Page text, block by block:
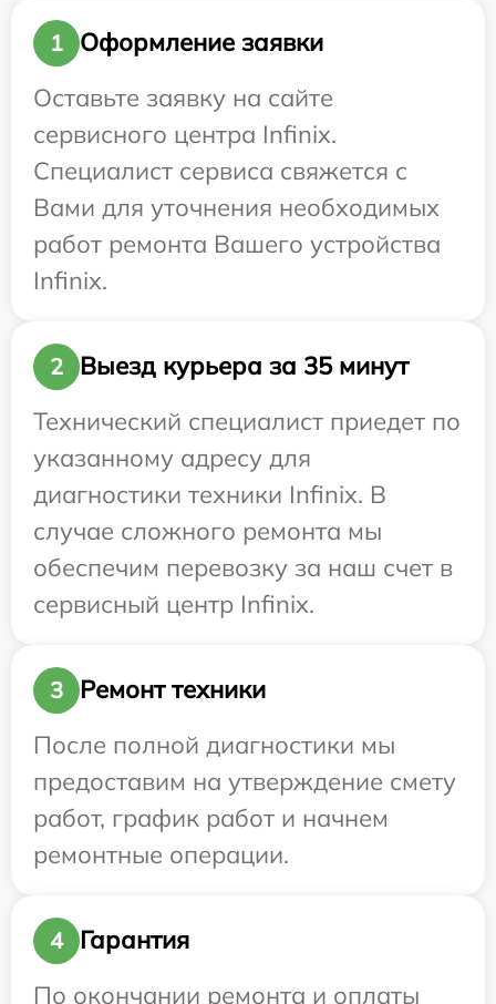
1
Оформление заявки
Оставьте заявку на сайте
сервисного центра Infinix.
Специалист сервиса свяжется с
Вами для уточнения необходимых
работ ремонта Вашего устройства
Infinix.
2
Выезд курьера за 35 минут
Технический специалист приедет по
указанному адресу для
диагностики техники Infinix. В
случае сложного ремонта мы
обеспечим перевозку за наш счет в
сервисный центр Infinix.
3
Ремонт техники
После полной диагностики мы
предоставим на утверждение смету
работ, график работ и начнем
ремонтные операции.
4
Гарантия
По окончании ремонта и оплаты